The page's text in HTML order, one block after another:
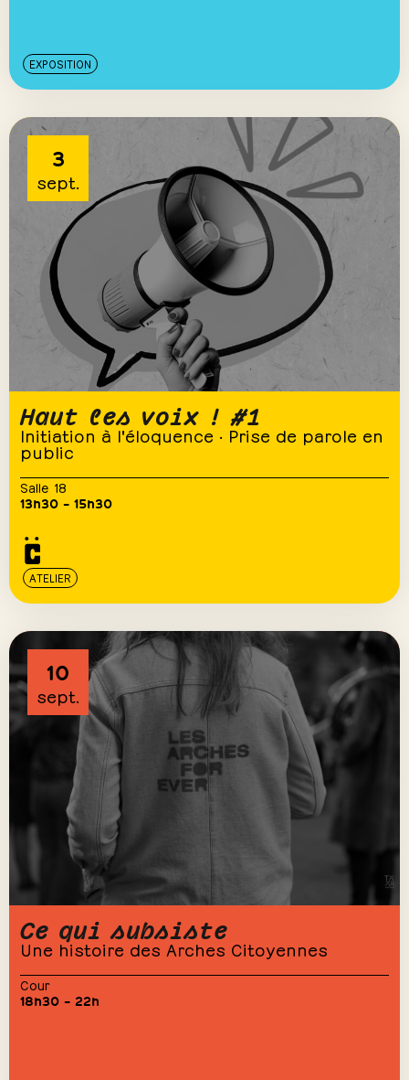
EXPOSITION
3
sept.
Haut les voix ! #1
Initiation à l'éloquence · Prise de parole en
public
Salle 18
13h30 – 15h30
ATELIER
10
sept.
Ce qui subsiste
Une histoire des Arches Citoyennes
Cour
18h30 – 22h